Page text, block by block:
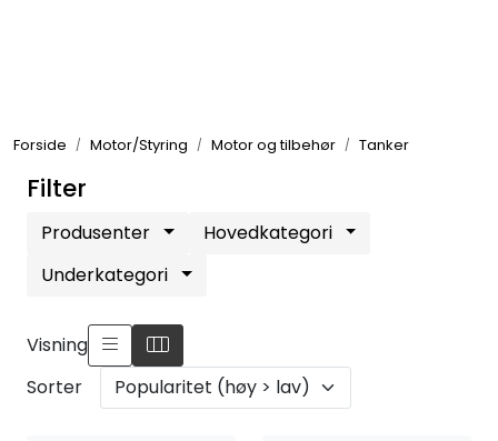
Forside Motor/Styring Motor og tilbehør Tanker
Filter
Produsenter
Hovedkategori
Underkategori
Visning
Sorter
Bygg/Innredning
VVS